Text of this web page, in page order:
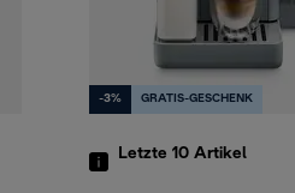
-3% GRATIS-GESCHENK
Letzte 10 Artikel